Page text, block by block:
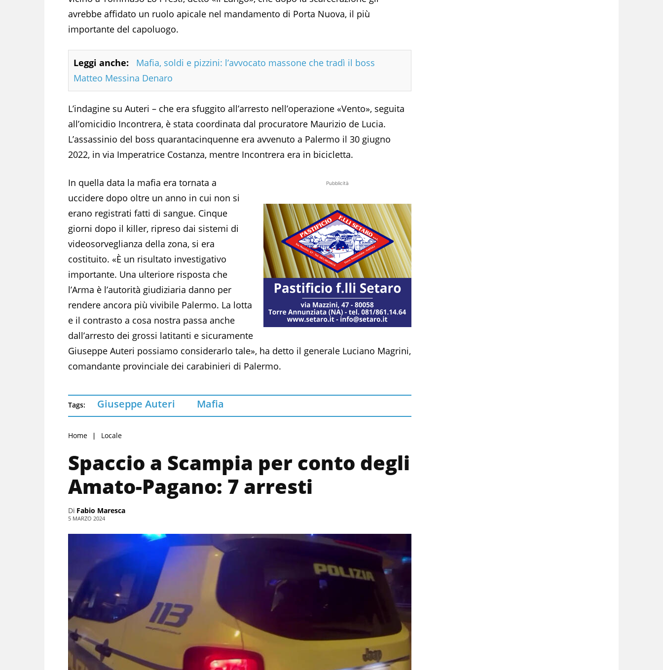
avrebbe affidato un ruolo apicale nel mandamento di Porta Nuova, il più
importante del capoluogo.
Leggi anche:
Mafia, soldi e pizzini: l’avvocato massone che tradì il boss
Matteo Messina Denaro
L’indagine su Auteri – che era sfuggito all’arresto nell’operazione «Vento», seguita
all’omicidio Incontrera, è stata coordinata dal procuratore Maurizio de Lucia.
L’assassinio del boss quarantacinquenne era avvenuto a Palermo il 30 giugno
2022, in via Imperatrice Costanza, mentre Incontrera era in bicicletta.
Pubblicità
In quella data la mafia era tornata a
uccidere dopo oltre un anno in cui non si
erano registrati fatti di sangue. Cinque
giorni dopo il killer, ripreso dai sistemi di
videosorveglianza della zona, si era
costituito. «È un risultato investigativo
importante. Una ulteriore risposta che
l’Arma è l’autorità giudiziaria danno per
rendere ancora più vivibile Palermo. La lotta
e il contrasto a cosa nostra passa anche
dall’arresto dei grossi latitanti e sicuramente
Giuseppe Auteri possiamo considerarlo tale», ha detto il generale Luciano Magrini,
comandante provinciale dei carabinieri di Palermo.
Tags: Giuseppe Auteri Mafia
Home Locale
Spaccio a Scampia per conto degli
Amato-Pagano: 7 arresti
Di Fabio Maresca
5 MARZO 2024